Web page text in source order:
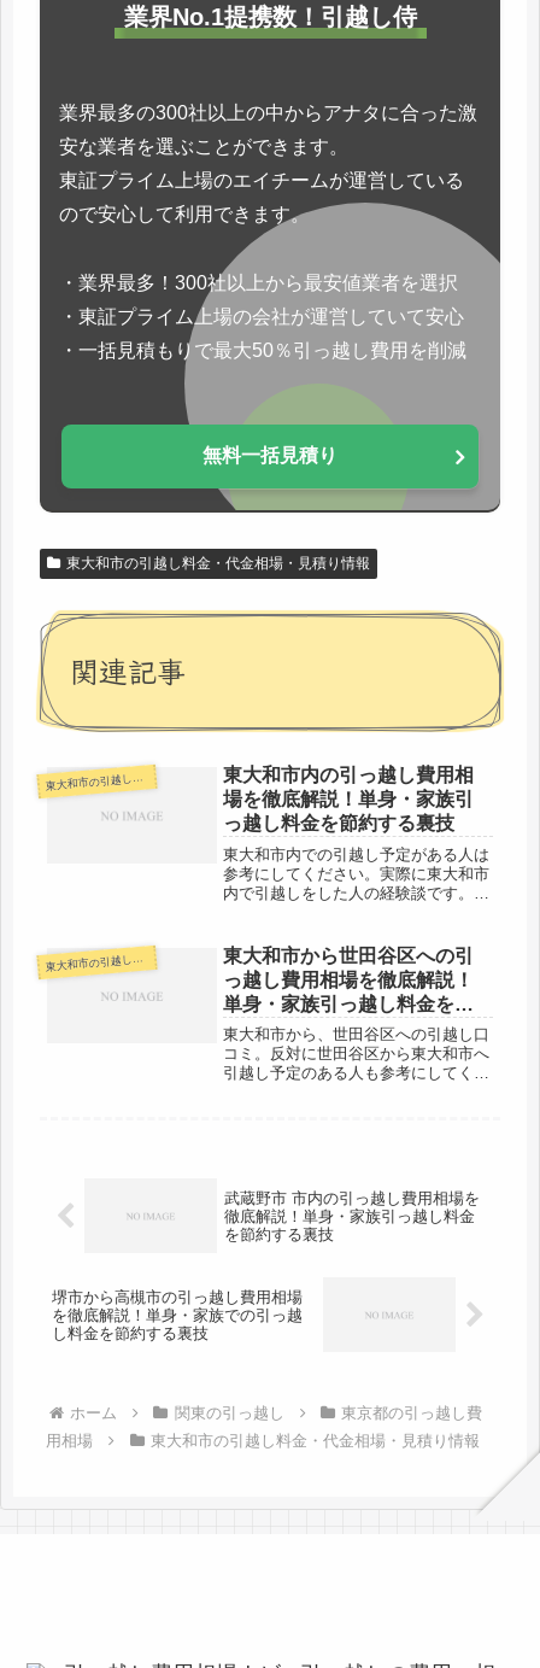
業界No.1提携数！引越し侍
業界最多の300社以上の中からアナタに合った激
安な業者を選ぶことができます。
東証プライム上場のエイチームが運営している
ので安心して利用できます。
・業界最多！300社以上から最安値業者を選択
・東証プライム上場の会社が運営していて安心
・一括見積もりで最大50％引っ越し費用を削減
無料一括見積り
東大和市の引越し料金・代金相場・見積り情報
関連記事
東大和市の引越し料金・代金相場・見積り情報
東大和市内の引っ越し費用相
場を徹底解説！単身・家族引
っ越し料金を節約する裏技
東大和市内での引越し予定がある人は
参考にしてください。実際に東大和市
内で引越しをした人の経験談です。東
います。単身の引越しなど、早ければ
お昼過ぎくらいには引越し完了するか
も...
東 大和市の引越し料金・代金相場・見積り情報
東大和市から世田谷区への引
っ越し費用相場を徹底解説！
単身・家族引っ越し料金を節
約する裏技
東大和市から、世田谷区への引越し口
コミ。反対に世田谷区から東大和市へ
引越し予定のある人も参考にしてくだ
武蔵野市 市内の引っ越し費用相場を
徹底解説！単身・家族引っ越し料金
を節約する裏技
堺市から高槻市の引っ越し費用相場
を徹底解説！単身・家族での引っ越
し料金を節約する裏技
ホーム 関東の引っ越し
東京都の引っ越し費
用相場
東大和市の引越し料金・代金相場・見積り情報